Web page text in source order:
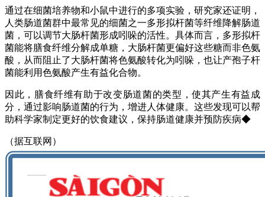
通过在细菌培养物和小鼠中进行的多项实验，研究家还证明，
人类肠道菌群中最常见的细菌之一多形拟杆菌等纤维降解肠道
菌，可以调节大肠杆菌形成吲哚的活性。具体而言，多形拟杆
菌能将膳食纤维分解成单糖，大肠杆菌更偏好这些糖而非色氨
酸，从而阻止了大肠杆菌将色氨酸转化为吲哚，也让产孢子杆
菌能利用色氨酸产生有益化合物。
因此，膳食纤维有助于改变肠道菌的类型，使其产生有益成
分，通过影响肠道菌的行为，增进人体健康。这些发现可以帮
助科学家制定更好的饮食建议，保持肠道健康并预防疾病◆
（据互联网）